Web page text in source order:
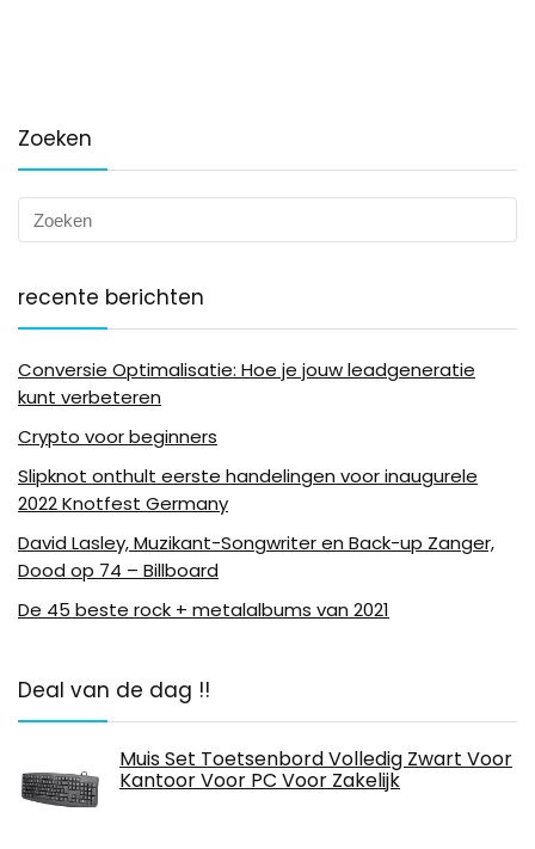
Zoeken
recente berichten
Conversie Optimalisatie: Hoe je jouw leadgeneratie
kunt verbeteren
Crypto voor beginners
Slipknot onthult eerste handelingen voor inaugurele
2022 Knotfest Germany
David Lasley, Muzikant-Songwriter en Back-up Zanger,
Dood op 74 – Billboard
De 45 beste rock + metalalbums van 2021
Deal van de dag !!
Muis Set Toetsenbord Volledig Zwart Voor
Kantoor Voor PC Voor Zakelijk